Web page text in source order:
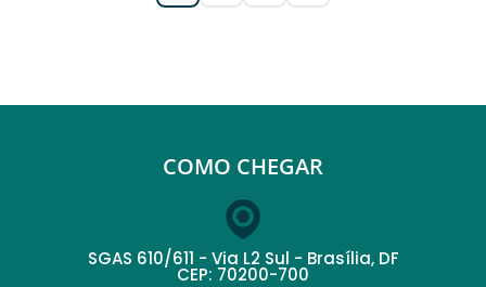
COMO CHEGAR
SGAS 610/611 - Via L2 Sul - Brasília, DF
CEP: 70200-700